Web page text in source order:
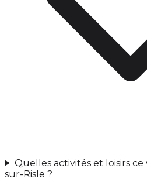
Quelles activités et loisirs
sur-Risle ?